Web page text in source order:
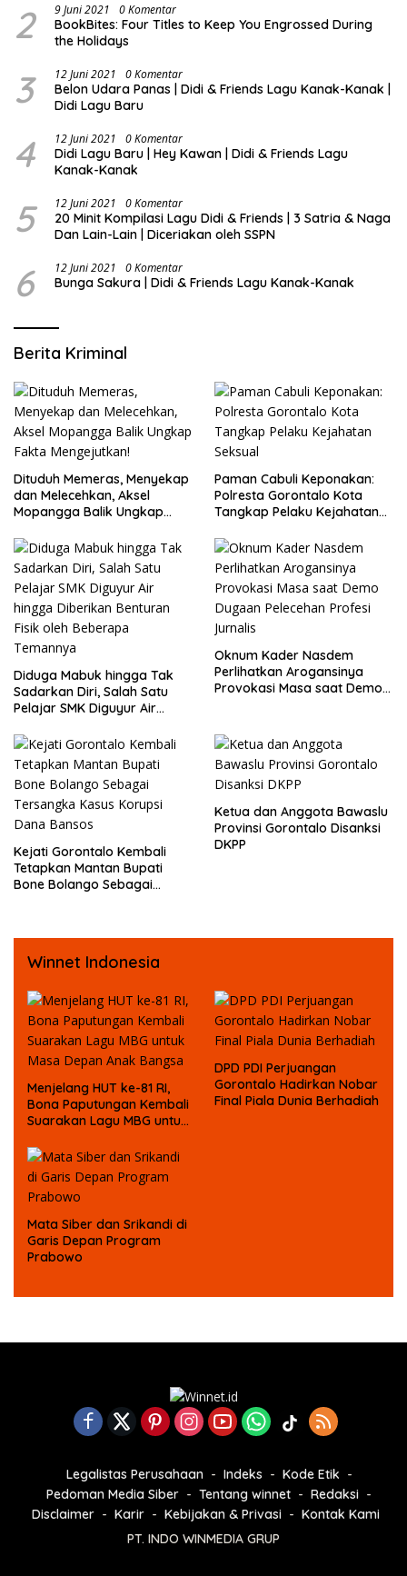
2 9 Juni 2021 0 Komentar
BookBites: Four Titles to Keep You Engrossed During
the Holidays
3 12 Juni 2021 0 Komentar
Belon Udara Panas | Didi & Friends Lagu Kanak-Kanak |
Didi Lagu Baru
4 12 Juni 2021 0 Komentar
Didi Lagu Baru | Hey Kawan | Didi & Friends Lagu
Kanak-Kanak
5 12 Juni 2021 0 Komentar
20 Minit Kompilasi Lagu Didi & Friends | 3 Satria & Naga
Dan Lain-Lain | Diceriakan oleh SSPN
6 12 Juni 2021 0 Komentar
Bunga Sakura | Didi & Friends Lagu Kanak-Kanak
Berita Kriminal
Dituduh Memeras, Menyekap
dan Melecehkan, Aksel
Mopangga Balik Ungkap
Paman Cabuli Keponakan:
Polresta Gorontalo Kota
Tangkap Pelaku Kejahatan
Diduga Mabuk hingga Tak
Sadarkan Diri, Salah Satu
Pelajar SMK Diguyur Air
Fisik oleh Beberapa
Temannya
Oknum Kader Nasdem
Perlihatkan Arogansinya
Provokasi Masa saat Demo
Kejati Gorontalo Kembali
Tetapkan Mantan Bupati
Bone Bolango Sebagai
Ketua dan Anggota Bawaslu
Provinsi Gorontalo Disanksi
DKPP
Winnet Indonesia
Menjelang HUT ke-81 RI,
Bona Paputungan Kembali
Suarakan Lagu MBG untuk
DPD PDI Perjuangan
Gorontalo Hadirkan Nobar
Final Piala Dunia Berhadiah
Mata Siber dan Srikandi di
Garis Depan Program
Prabowo
Legalistas Perusahaan Indeks
Kode Etik
Pedoman Media Siber
Tentang winnet
Redaksi
Disclaimer
Karir Kebijakan & Privasi
Kontak Kami
PT. INDO WINMEDIA GRUP